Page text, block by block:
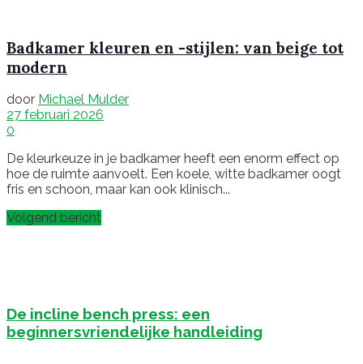
Badkamer kleuren en -stijlen: van beige tot
modern
door Michael Mulder
27 februari 2026
0
De kleurkeuze in je badkamer heeft een enorm effect op
hoe de ruimte aanvoelt. Een koele, witte badkamer oogt
fris en schoon, maar kan ook klinisch...
Volgend bericht
De incline bench press: een
beginnersvriendelijke handleiding